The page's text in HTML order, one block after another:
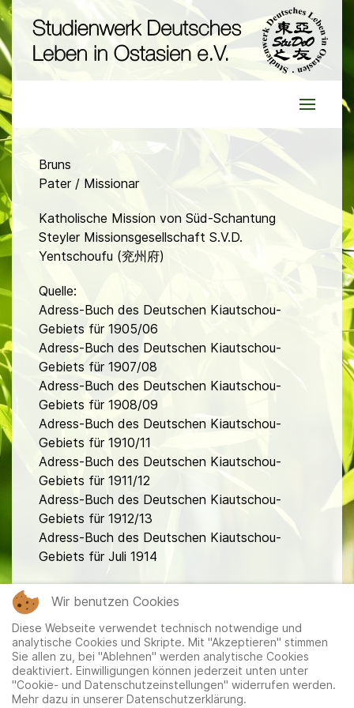
Bruns
Pater / Missionar
Katholische Mission von Süd-Schantung
Steyler Missionsgesellschaft S.V.D.
Yentschoufu (兖州府)
Quelle:
Adress-Buch des Deutschen Kiautschou-
Gebiets für 1905/06
Adress-Buch des Deutschen Kiautschou-
Gebiets für 1907/08
Adress-Buch des Deutschen Kiautschou-
Gebiets für 1908/09
Adress-Buch des Deutschen Kiautschou-
Gebiets für 1910/11
Adress-Buch des Deutschen Kiautschou-
Gebiets für 1911/12
Adress-Buch des Deutschen Kiautschou-
Gebiets für 1912/13
Adress-Buch des Deutschen Kiautschou-
Gebiets für Juli 1914
Wir benutzen Cookies
Diese Webseite verwendet technisch notwendige und
analytische Cookies und Skripte. Mit "Akzeptieren" stimmen
Sie allen zu, bei "Ablehnen" werden analytische Cookies
deaktiviert. Einwilligungen können jederzeit unten unter
"Cookie- und Datenschutzeinstellungen" widerrufen werden.
Mehr dazu in unserer Datenschutzerklärung.